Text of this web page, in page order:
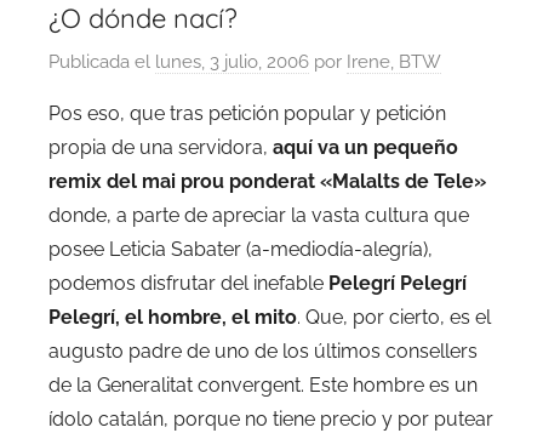
¿O dónde nací?
Publicada el lunes, 3 julio, 2006 por Irene, BTW
Pos eso, que tras petición popular y petición
propia de una servidora, aquí va un pequeño
remix del mai prou ponderat «Malalts de Tele»
donde, a parte de apreciar la vasta cultura que
posee Leticia Sabater (a-mediodía-alegría),
podemos disfrutar del inefable Pelegrí Pelegrí
Pelegrí, el hombre, el mito. Que, por cierto, es el
augusto padre de uno de los últimos consellers
de la Generalitat convergent. Este hombre es un
ídolo catalán, porque no tiene precio y por putear